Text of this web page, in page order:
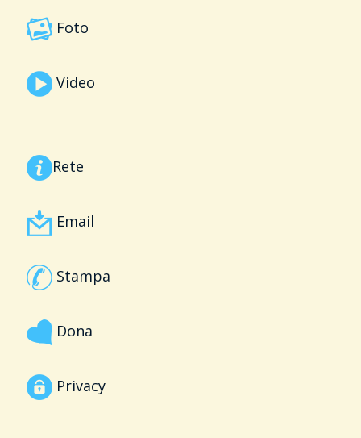
Foto
Video
Rete
Email
Stampa
Dona
Privacy